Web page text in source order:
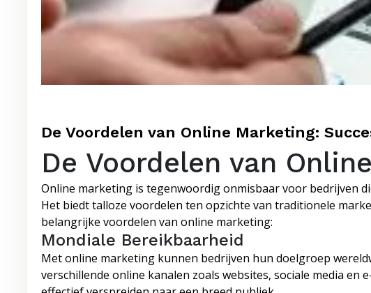
De Voordelen van Online Marketing:
De Voordelen van
Online marketing is tegenwoordig onmisbaar voor bedrijven
Het biedt talloze voordelen ten opzichte van traditionele
belangrijke voordelen van online marketing:
Mondiale Bereikbaarheid
Met online marketing kunnen bedrijven hun doelgroep
verschillende online kanalen zoals websites, sociale media en